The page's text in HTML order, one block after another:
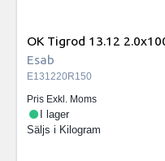
OK Tigrod 13.12
Esab
E131220R150
Pris Exkl. Moms
I lager
Säljs i Kilogram